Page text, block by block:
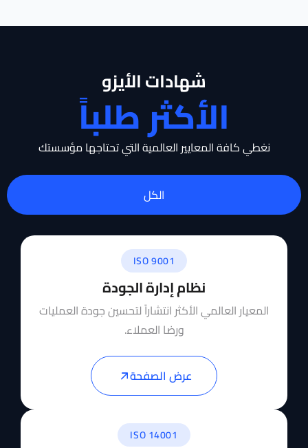
شهادات الأيزو
الأكثر طلباً
نغطي كافة المعايير العالمية التي تحتاجها مؤسستك
الكل
ISO 9001
نظام إدارة الجودة
المعيار العالمي الأكثر انتشاراً لتحسين جودة العمليات
ورضا العملاء.
عرض الصفحة
ISO 14001